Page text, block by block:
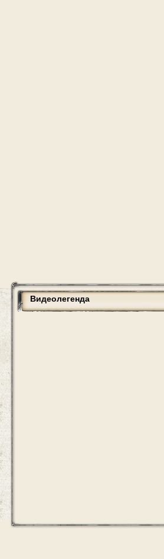
Видеолегенда